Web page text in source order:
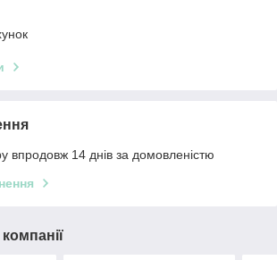
впродовж 14 днів за домовленістю